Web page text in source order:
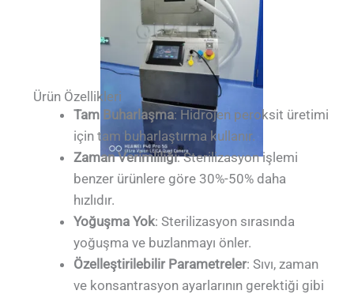
Ürün Özellikleri
Tam Buharlaşma: Hidrojen peroksit üretimi
için tam buharlaştırma kullanır.
Zaman Verimliliği: Sterilizasyon işlemi
benzer ürünlere göre 30%-50% daha
hızlıdır.
Yoğuşma Yok: Sterilizasyon sırasında
yoğuşma ve buzlanmayı önler.
Özelleştirilebilir Parametreler: Sıvı, zaman
ve konsantrasyon ayarlarının gerektiği gibi